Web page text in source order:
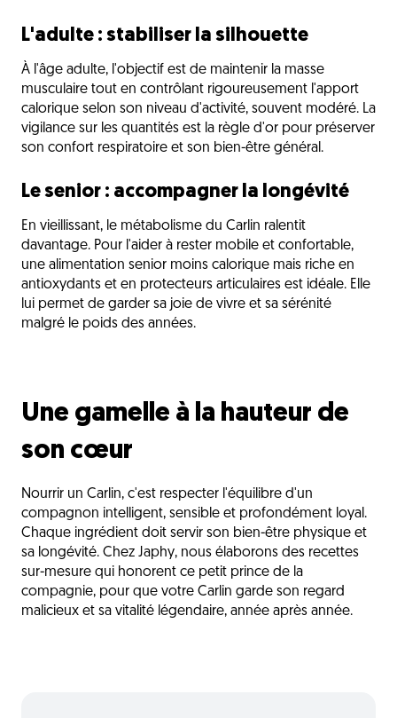
L'adulte : stabiliser la silhouette
À l'âge adulte, l'objectif est de maintenir la masse
musculaire tout en contrôlant rigoureusement l'apport
calorique selon son niveau d'activité, souvent modéré. La
vigilance sur les quantités est la règle d'or pour préserver
son confort respiratoire et son bien-être général.
Le senior : accompagner la longévité
En vieillissant, le métabolisme du Carlin ralentit
davantage. Pour l'aider à rester mobile et confortable,
une alimentation senior moins calorique mais riche en
antioxydants et en protecteurs articulaires est idéale. Elle
lui permet de garder sa joie de vivre et sa sérénité
malgré le poids des années.
Une gamelle à la hauteur de
son cœur
Nourrir un Carlin, c'est respecter l'équilibre d'un
compagnon intelligent, sensible et profondément loyal.
Chaque ingrédient doit servir son bien-être physique et
sa longévité. Chez Japhy, nous élaborons des recettes
sur-mesure qui honorent ce petit prince de la
compagnie, pour que votre Carlin garde son regard
malicieux et sa vitalité légendaire, année après année.